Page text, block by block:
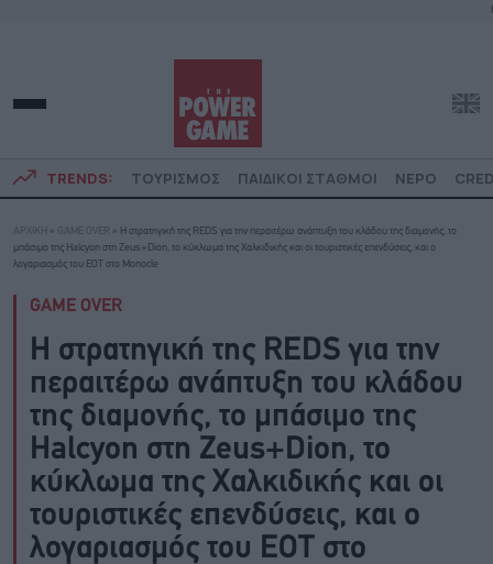
TRENDS: ΤΟΥΡΙΣΜΟΣ ΠΑΙΔΙΚΟΙ ΣΤΑΘΜΟΙ ΝΕΡΟ
ΑΡΧΙΚΗ » GAME OVER » H στρατηγική της REDS για την περαιτέρω ανάπτυξη του κλάδου της διαμονής, το
μπάσιμο της Halcyon στη Zeus+Dion, το κύκλωμα της Χαλκιδικής και οι τουριστικές επενδύσεις, και ο
λογαριασμός του ΕΟΤ στο Monocle
GAME OVER
H στρατηγική της REDS για την
περαιτέρω ανάπτυξη του κλάδου
της διαμονής, το μπάσιμο της
Halcyon στη Zeus+Dion, το
κύκλωμα της Χαλκιδικής και οι
τουριστικές επενδύσεις, και ο
λογαριασμός του ΕΟΤ στο